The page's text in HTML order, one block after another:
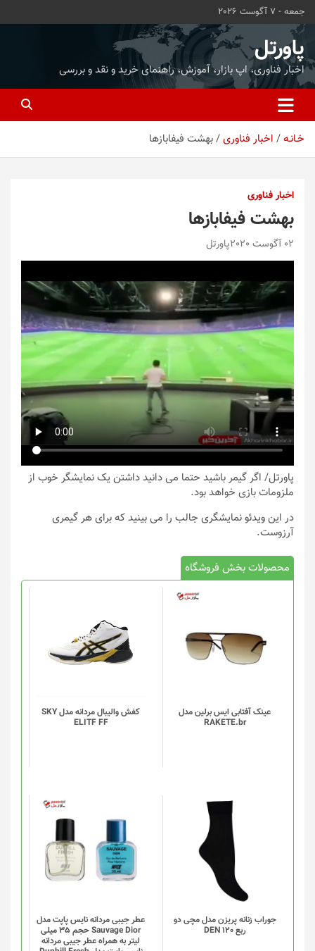
محتوا
بروید
جمعه - 7 آگوست 2026
پاورتل
اخبار فناوری، اپ بازار، آموزش، راهنمای خرید و نقد و بررسی
خـانـه اخبار فناوری بهشت فیفابازها
اخبار فناوری
بهشت فیفابازها
02 آگوست 2020 پاورتل
پاورتل/ اگر گیمر باشید حتما می دانید داشتن یک نمایشگر خوب از
ملزومات بازی خواهد بود.
در این ویدئو نمایشگری جالب را می بینید که برای هر گیمری
آرزوست.
محصولات بخش فروشگاه
عینک آفتابی ایس برلین مدل
RAKETE.br
کفش والیبال مردانه مدل SKY
ELITF FF
دارای
انواع
مختلفی
گزینه
ها
محصول
انتخاب
جوراب زنانه پریزن مدل مچی دو
ربع DEN 120
این
محصول
دارای
انواع
مختلفی
می
گزینه
ها
عطر جیبی مردانه نایس پاپت مدل
Sauvage Dior حجم 35 میلی
لیتر به همراه عطر جیبی مردانه